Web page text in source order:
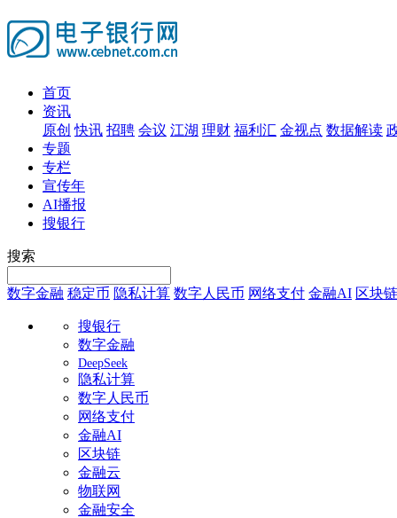
首页
资讯
原创 快讯 招聘 会议 江湖 理财 福利汇 金视点 数据解读
专题
专栏
宣传年
AI播报
搜银行
搜索
数字金融 稳定币 隐私计算 数字人民币 网络支付 金融AI 区块链
搜银行
数字金融
DeepSeek
隐私计算
数字人民币
网络支付
金融AI
区块链
金融云
物联网
金融安全